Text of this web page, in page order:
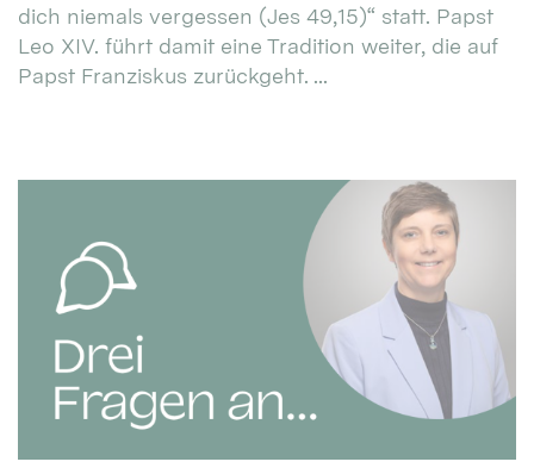
dich niemals vergessen (Jes 49,15)“ statt. Papst
Leo XIV. führt damit eine Tradition weiter, die auf
Papst Franziskus zurückgeht. ...